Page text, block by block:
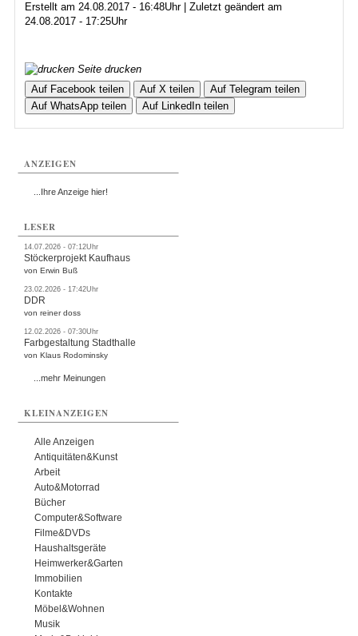
Erstellt am 24.08.2017 - 16:48Uhr | Zuletzt geändert am
24.08.2017 - 17:25Uhr
Seite drucken
Auf Facebook teilen
Auf X teilen
Auf Telegram teilen
Auf WhatsApp teilen
Auf LinkedIn teilen
ANZEIGEN
...Ihre Anzeige hier!
LESER
14.07.2026 - 07:12Uhr
Stöckerprojekt Kaufhaus
von Erwin Buß
23.02.2026 - 17:42Uhr
DDR
von reiner doss
12.02.2026 - 07:30Uhr
Farbgestaltung Stadthalle
von Klaus Rodominsky
...mehr Meinungen
KLEINANZEIGEN
Alle Anzeigen
Antiquitäten&Kunst
Arbeit
Auto&Motorrad
Bücher
Computer&Software
Filme&DVDs
Haushaltsgeräte
Heimwerker&Garten
Immobilien
Kontakte
Möbel&Wohnen
Musik